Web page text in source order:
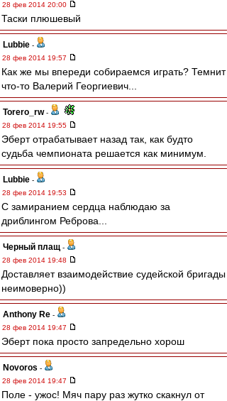
28 фев 2014 20:00
Таски плюшевый
Lubbie -
28 фев 2014 19:57
Как же мы впереди собираемся играть? Темнит
что-то Валерий Георгиевич...
Torero_rw-
28 фев 2014 19:55
Эберт отрабатывает назад так, как будто
судьба чемпионата решается как минимум.
Lubbie -
28 фев 2014 19:53
С замиранием сердца наблюдаю за
дриблингом Реброва...
Черный плащ -
28 фев 2014 19:48
Доставляет взаимодействие судейской бригады
неимоверно))
Anthony Re -
28 фев 2014 19:47
Эберт пока просто запредельно хорош
Novoros -
28 фев 2014 19:47
Поле - ужос! Мяч пару раз жутко скакнул от